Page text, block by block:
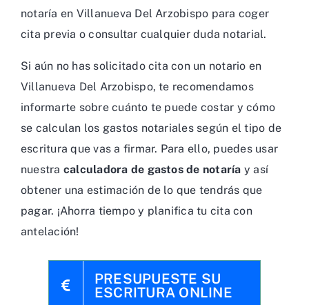
notaría en Villanueva Del Arzobispo para coger
cita previa o consultar cualquier duda notarial.
Si aún no has solicitado cita con un notario en
Villanueva Del Arzobispo, te recomendamos
informarte sobre cuánto te puede costar y cómo
se calculan los gastos notariales según el tipo de
escritura que vas a firmar. Para ello, puedes usar
nuestra calculadora de gastos de notaría y así
obtener una estimación de lo que tendrás que
pagar. ¡Ahorra tiempo y planifica tu cita con
antelación!
PRESUPUESTE SU
ESCRITURA ONLINE